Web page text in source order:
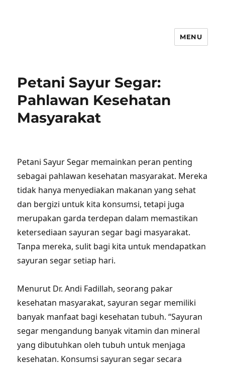
MENU
Petani Sayur Segar:
Pahlawan Kesehatan
Masyarakat
Petani Sayur Segar memainkan peran penting
sebagai pahlawan kesehatan masyarakat. Mereka
tidak hanya menyediakan makanan yang sehat
dan bergizi untuk kita konsumsi, tetapi juga
merupakan garda terdepan dalam memastikan
ketersediaan sayuran segar bagi masyarakat.
Tanpa mereka, sulit bagi kita untuk mendapatkan
sayuran segar setiap hari.
Menurut Dr. Andi Fadillah, seorang pakar
kesehatan masyarakat, sayuran segar memiliki
banyak manfaat bagi kesehatan tubuh. “Sayuran
segar mengandung banyak vitamin dan mineral
yang dibutuhkan oleh tubuh untuk menjaga
kesehatan. Konsumsi sayuran segar secara